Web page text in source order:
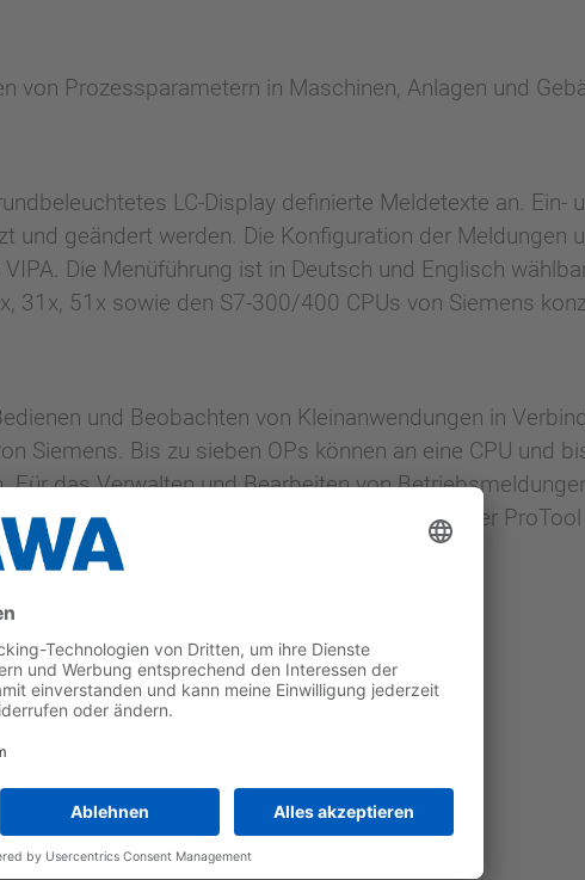
von Prozessparametern in Maschinen, Anlagen und
LC-Display definierte Meldetexte an. Ein-
und geändert werden. Die Konfiguration der Meldungen
Die Menüführung ist in Deutsch und Englisch
31x, 51x sowie den S7-300/400 CPUs von Siemens
und Beobachten von Kleinanwendungen in
Siemens. Bis zu sieben OPs können an eine CPU und
das Verwalten und Bearbeiten von
erfolgt mit dem OP-Manager von VIPA oder